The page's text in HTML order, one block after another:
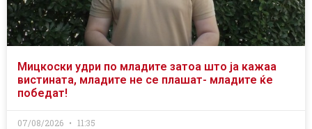
Мицкоски удри по младите затоа што ја кажаа
вистината, младите не се плашат- младите ќе
победат!
07/08/2026 11:35